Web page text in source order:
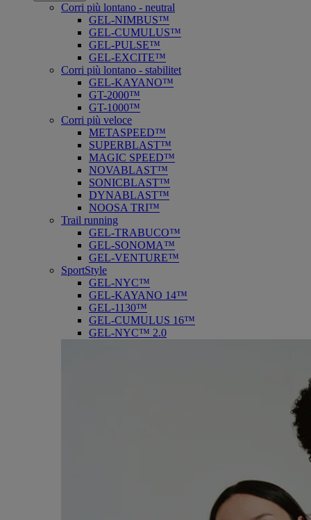
Corri più lontano - neutral
GEL-NIMBUS™
GEL-CUMULUS™
GEL-PULSE™
GEL-EXCITE™
Corri più lontano - stabilitet
GEL-KAYANO™
GT-2000™
GT-1000™
Corri più veloce
METASPEED™
SUPERBLAST™
MAGIC SPEED™
NOVABLAST™
SONICBLAST™
DYNABLAST™
NOOSA TRI™
Trail running
GEL-TRABUCO™
GEL-SONOMA™
GEL-VENTURE™
SportStyle
GEL-NYC™
GEL-KAYANO 14™
GEL-1130™
GEL-CUMULUS 16™
GEL-NYC™ 2.0